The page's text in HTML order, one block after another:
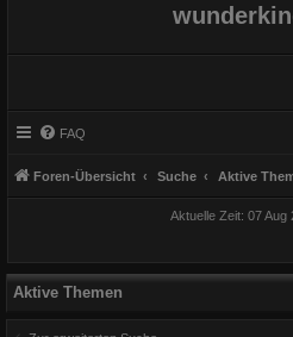
FAQ
Foren-Übersicht Suche Aktive
Aktuelle Zeit: 07 Aug
Aktive Themen